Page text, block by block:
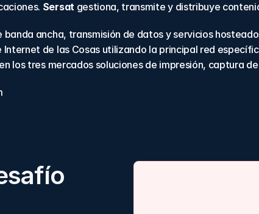
Sersat gestiona, transmite y distribuye
ancha, transmisión de datos y servicios
de las Cosas utilizando la principal red
los tres mercados soluciones de impresión, captura